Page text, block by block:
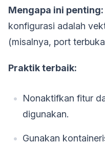
Mengapa ini penting:
konfigurasi adalah
(misalnya, port
Praktik terbaik:
Nonaktifkan fitur
digunakan.
Gunakan